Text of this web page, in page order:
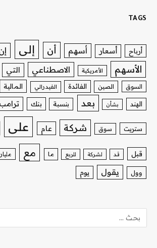
TAGS
أرباح أسعار أسهم أن إلى
الأسهم الأمريكية الاصطناعي التي
السوق الصين الفائدة الفيدرالي المالية
الهند بشأن بعد بنسبة بنك ترامب
ستريت سوق شركة عام على
قبل قد لشركة للربع ما مع مليار
وول يقول يوم